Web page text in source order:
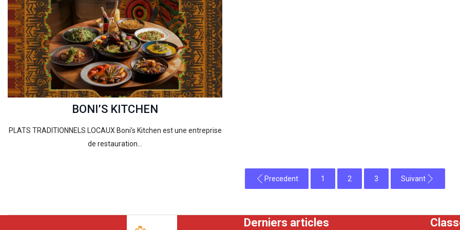
BONI’S KITCHEN
PLATS TRADITIONNELS LOCAUX Boni’s Kitchen est une entreprise
de restauration…
Precedent 1 2 3 Suivant
Derniers articles